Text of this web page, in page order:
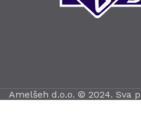
Amelšeh d.o.o. © 2024. Sva